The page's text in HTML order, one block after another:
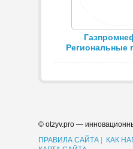
Региональные
© otzyv.pro —
ПРАВИЛА САЙТА
КАК